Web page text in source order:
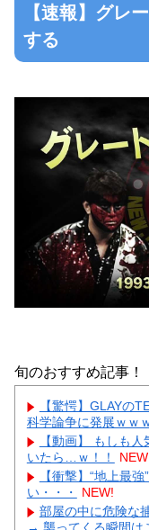
【速報】グレ
する
旬のおすすめ記事！
【驚愕】GLAYの
科学論争に発展ｗｗ
【動画】 もしも
いたら…ｗ！！
【衝撃】“地上最
い・・・
NEW!
部屋の中に危険な
→ 襲ってくる瞬間は